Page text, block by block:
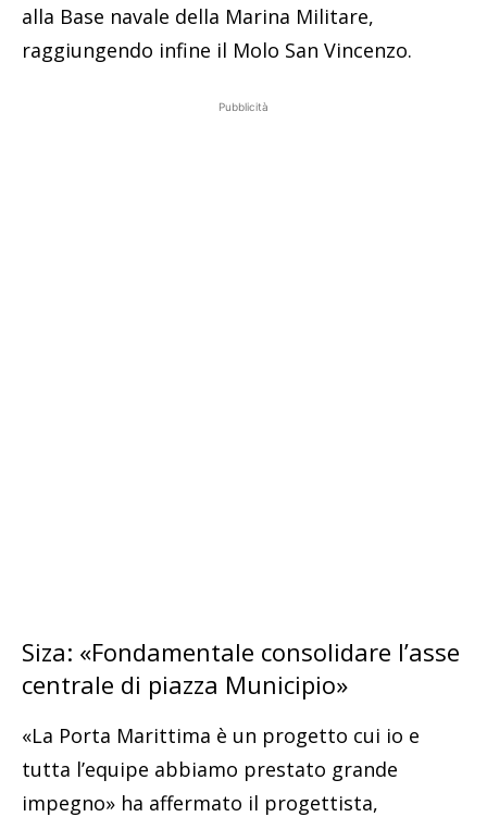
alla Base navale della Marina Militare,
raggiungendo infine il Molo San Vincenzo.
Pubblicità
Siza: «Fondamentale consolidare l’asse
centrale di piazza Municipio»
«La Porta Marittima è un progetto cui io e
tutta l’equipe abbiamo prestato grande
impegno» ha affermato il progettista,